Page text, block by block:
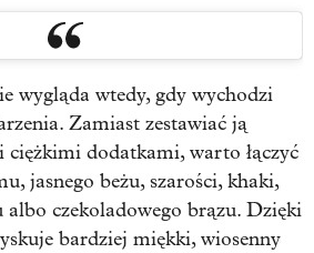
wygląda wtedy, gdy wychodzi
Zamiast zestawiać ją
ciężkimi dodatkami, warto łączyć
jasnego beżu, szarości, khaki,
albo czekoladowego brązu. Dzięki
bardziej miękki, wiosenny